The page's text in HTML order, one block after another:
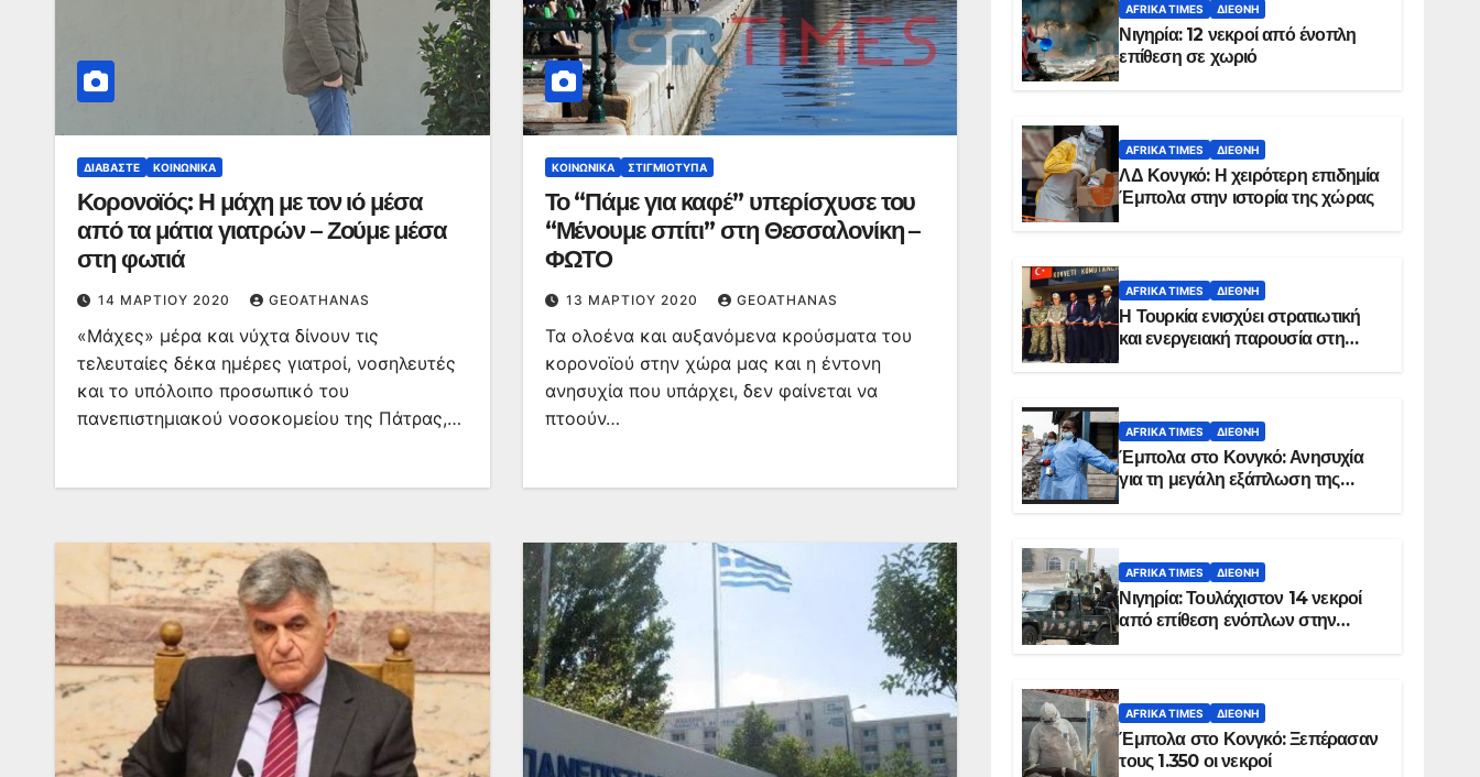
ΔΙΑΒΆΣΤΕ ΚΟΙΝΩΝΙΚΆ
Κορονοϊός: Η μάχη με τον ιό μέσα
από τα μάτια γιατρών – Ζούμε μέσα
στη φωτιά
14 ΜΑΡΤΊΟΥ 2020 GEOATHANAS
«Μάχες» μέρα και νύχτα δίνουν τις
τελευταίες δέκα ημέρες γιατροί, νοσηλευτές
και το υπόλοιπο προσωπικό του
πανεπιστημιακού νοσοκομείου της Πάτρας,…
ΚΟΙΝΩΝΙΚΆ ΣΤΙΓΜΙΌΤΥΠΑ
Το “Πάμε για καφέ” υπερίσχυσε του
“Μένουμε σπίτι” στη Θεσσαλονίκη –
ΦΩΤΟ
13 ΜΑΡΤΊΟΥ 2020 GEOATHANAS
Τα ολοένα και αυξανόμενα κρούσματα του
κορονοϊού στην χώρα μας και η έντονη
ανησυχία που υπάρχει, δεν φαίνεται να
πτοούν…
AFRIKA TIMES ΔΙΕΘΝΉ
Νιγηρία: 12 νεκροί από ένοπλη
επίθεση σε χωριό
AFRIKA TIMES ΔΙΕΘΝΉ
ΛΔ Κονγκό: Η χειρότερη επιδημία
Έμπολα στην ιστορία της χώρας
AFRIKA TIMES ΔΙΕΘΝΉ
Η Τουρκία ενισχύει στρατιωτική
και ενεργειακή παρουσία στη
AFRIKA TIMES ΔΙΕΘΝΉ
Έμπολα στο Κονγκό: Ανησυχία
για τη μεγάλη εξάπλωση της
AFRIKA TIMES ΔΙΕΘΝΉ
Νιγηρία: Τουλάχιστον 14 νεκροί
από επίθεση ενόπλων στην
AFRIKA TIMES ΔΙΕΘΝΉ
Έμπολα στο Κονγκό: Ξεπέρασαν
τους 1.350 οι νεκροί